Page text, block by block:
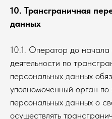
10. Трансграничная
данных
10.1. Оператор до начала
деятельности по
персональных данных
уполномоченный орган
персональных данных о
осуществлять